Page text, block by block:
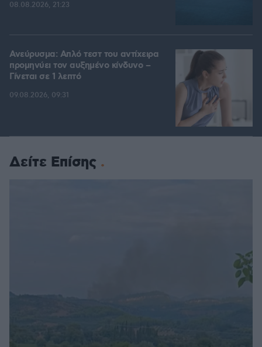
08.08.2026, 21:23
Ανεύρυσμα: Απλό τεστ του αντίχειρα
προμηνύει τον αυξημένο κίνδυνο –
Γίνεται σε 1 λεπτό
09.08.2026, 09:31
Δείτε Επίσης